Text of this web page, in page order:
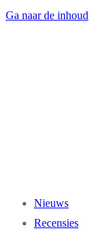
Ga naar de inhoud
Nieuws
Recensies